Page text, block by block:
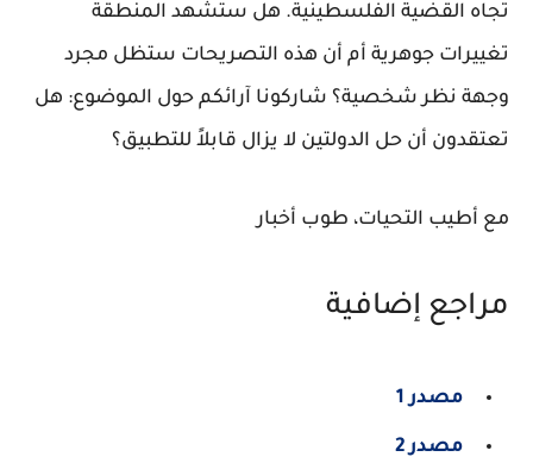
تجاه القضية الفلسطينية. هل ستشهد المنطقة
تغييرات جوهرية أم أن هذه التصريحات ستظل مجرد
وجهة نظر شخصية؟ شاركونا آرائكم حول الموضوع: هل
تعتقدون أن حل الدولتين لا يزال قابلاً للتطبيق؟
مع أطيب التحيات، طوب أخبار
مراجع إضافية
مصدر 1
مصدر 2